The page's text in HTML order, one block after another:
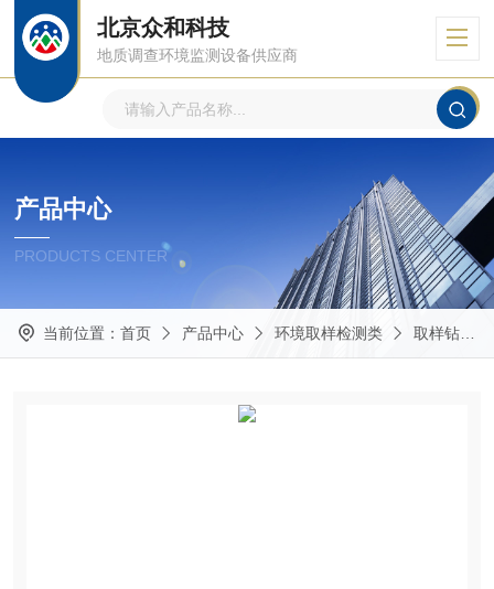
北京众和科技
地质调查环境监测设备供应商
产品中心
PRODUCTS CENTER
当前位置： 首页 产品中心 环境取样检测类 取样钻